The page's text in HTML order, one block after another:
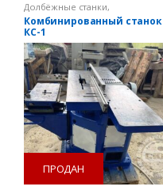
Долбёжные станки,
Комбинированные станки
Фуговальные станки,
Циркулярные пилы
Комбинированный станок
КС-1
ПРОДАН